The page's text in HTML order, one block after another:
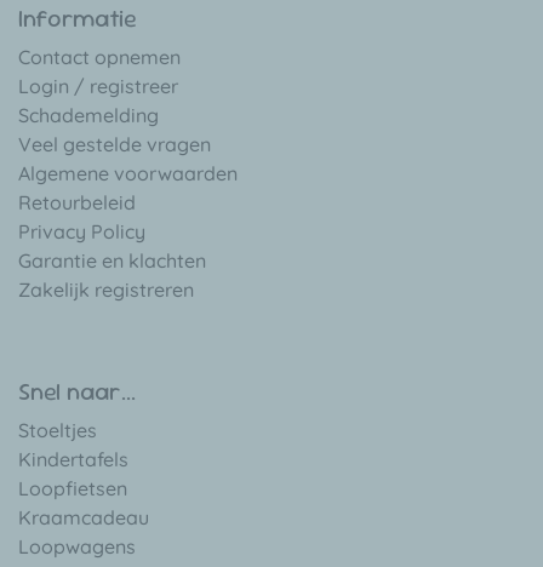
Informatie
Contact opnemen
Login / registreer
Schademelding
Veel gestelde vragen
Algemene voorwaarden
Retourbeleid
Privacy Policy
Garantie en klachten
Zakelijk registreren
Snel naar...
Stoeltjes
Kindertafels
Loopfietsen
Kraamcadeau
Loopwagens